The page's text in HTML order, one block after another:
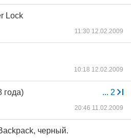
Lock
11:30 12.02.2009
10:18 12.02.2009
... 2
года)
20:46 11.02.2009
черный.